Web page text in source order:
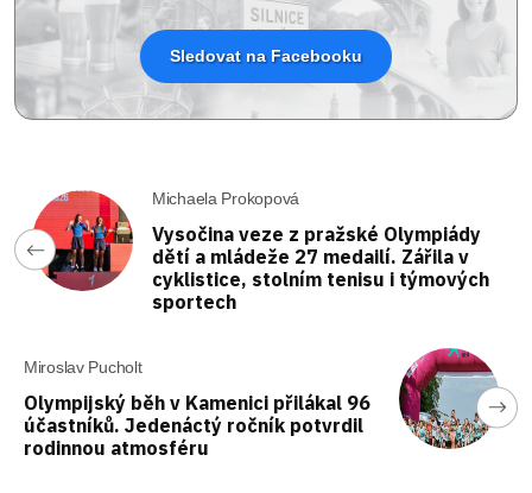
Sledovat na Facebooku
Michaela Prokopová
Vysočina veze z pražské Olympiády
dětí a mládeže 27 medailí. Zářila v
cyklistice, stolním tenisu i týmových
sportech
Miroslav Pucholt
Olympijský běh v Kamenici přilákal 96
účastníků. Jedenáctý ročník potvrdil
rodinnou atmosféru